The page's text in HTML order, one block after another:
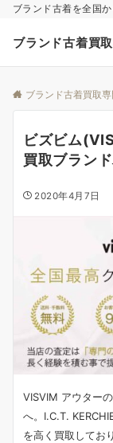
ブランド古着を全国か
ブランド古着買
ブランド古着買取
ビズビム
買取ブラン
2020年4月7日
VISVIM アウター
へ。I.C.T.
を高く買取してお